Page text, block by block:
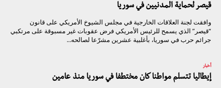
قيصر لحماية المدنيين في سوريا
وافقت لجنة العلاقات الخارجية في مجلس الشيوخ الأمريكي على قانون
“قيصر” الذي يسمح للرئيس الأمريكي فرض عقوبات غير مسبوقة على مرتكبي
جرائم حرب في سوريا، بأغلبية عشرين مشرّعا لصالحه...
أخبار
إيطاليا تتسلم مواطنا كان مختطفا في سوريا منذ عامين